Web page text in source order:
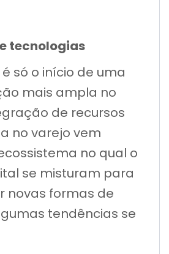
tecnologias
é só o início de uma
mais ampla no
de recursos
no varejo vem
no qual o
se misturam para
novas formas de
tendências se